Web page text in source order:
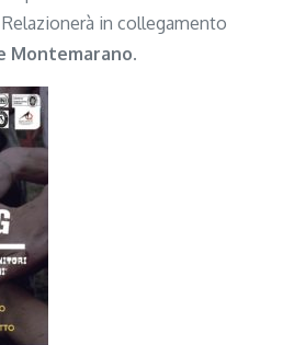
in collegamento
Montemarano.